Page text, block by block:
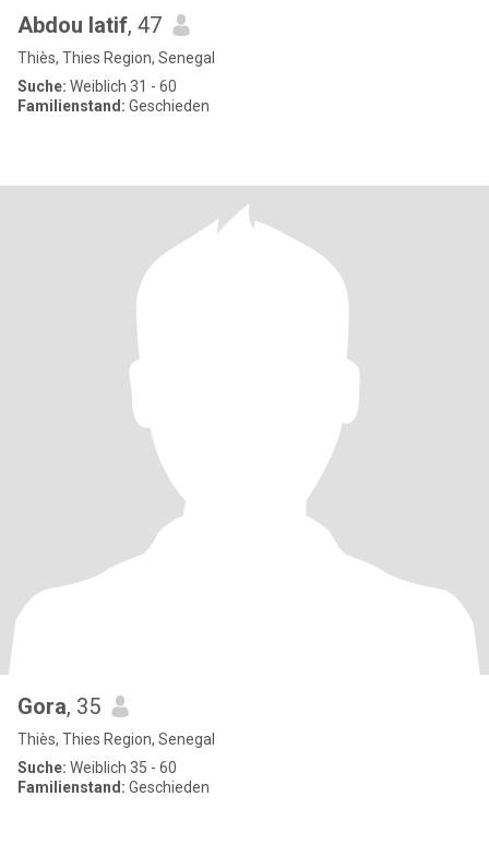
Abdou latif, 47
Thiès, Thies Region, Senegal
Suche: Weiblich 31 - 60
Familienstand: Geschieden
Gora, 35
Thiès, Thies Region, Senegal
Suche: Weiblich 35 - 60
Familienstand: Geschieden